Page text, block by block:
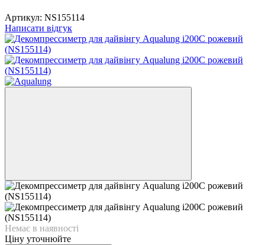
Артикул: NS155114
Написати відгук
Немає в наявності
Ціну уточнюйте